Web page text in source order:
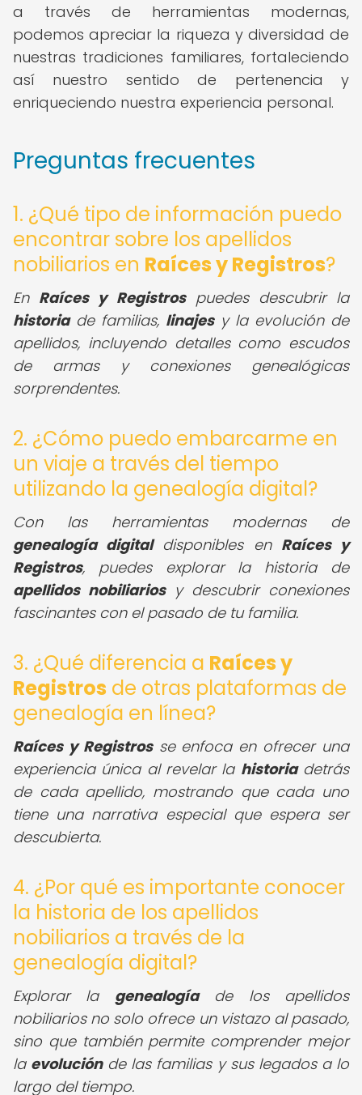
a través de herramientas modernas,
podemos apreciar la riqueza y diversidad de
nuestras tradiciones familiares, fortaleciendo
así nuestro sentido de pertenencia y
enriqueciendo nuestra experiencia personal.
Preguntas frecuentes
1. ¿Qué tipo de información puedo
encontrar sobre los apellidos
nobiliarios en Raíces y Registros?
En Raíces y Registrospuedes descubrir la
historiade familias, linajesy la evolución de
apellidos, incluyendo detalles como escudos
de armas y conexiones genealógicas
sorprendentes.
2. ¿Cómo puedo embarcarme en
un viaje a través del tiempo
utilizando la genealogía digital?
Con las herramientas modernas de
genealogía digitaldisponibles en Raíces y
Registros, puedes explorar la historia de
apellidos nobiliariosy descubrir conexiones
fascinantes con el pasado de tu familia.
3. ¿Qué diferencia a Raíces y
Registros de otras plataformas de
genealogía en línea?
Raíces y Registrosse enfoca en ofrecer una
experiencia única al revelar la historiadetrás
de cada apellido, mostrando que cada uno
tiene una narrativa especial que espera ser
descubierta.
4. ¿Por qué es importante conocer
la historia de los apellidos
nobiliarios a través de la
genealogía digital?
Explorar la genealogíade los apellidos
nobiliarios no solo ofrece un vistazo al pasado,
sino que también permite comprender mejor
la evoluciónde las familias y sus legados a lo
largo del tiempo.